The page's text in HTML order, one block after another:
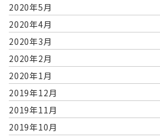
2020年5月
2020年4月
2020年3月
2020年2月
2020年1月
2019年12月
2019年11月
2019年10月